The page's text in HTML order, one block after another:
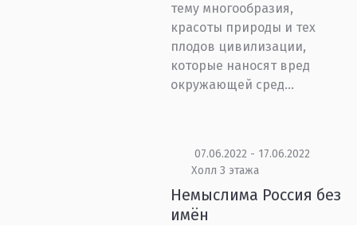
тему многообразия,
красоты природы и тех
плодов цивилизации,
которые наносят вред
окружающей сред...
07.06.2022 - 17.06.2022
Холл 3 этажа
Немыслима Россия без
имён